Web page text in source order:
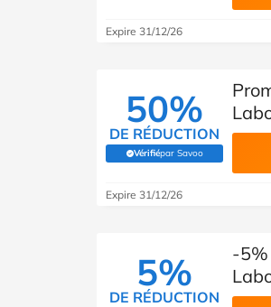
Expire 31/12/26
50%
DE RÉDUCTION
Vérifiépar Savoo
(Vérifié par Savoo)
Expire 31/12/26
5%
DE RÉDUCTION
-5%